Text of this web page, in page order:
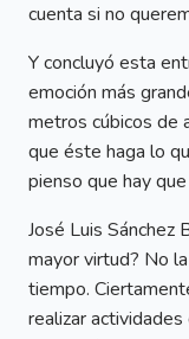
cuenta si no
Y concluyó esta
emoción más
metros cúbicos de
que éste haga lo
pienso que hay
José Luis Sánchez
mayor virtud? No
tiempo.
realizar